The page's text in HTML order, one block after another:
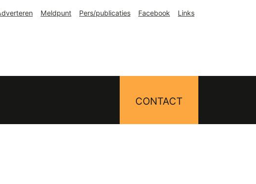
Meldpunt Pers/publicaties Facebook Links
CONTACT